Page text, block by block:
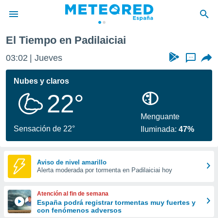
de
por
se
calidad.
a este
las
y
forma
digital
basada
El Tiempo en Padilaiciai
03:02 Jueves ...
Nubes y claros
22°
Sensación de 22°
Menguante
Iluminada:47%
Aviso de nivel amarillo
Alerta moderada por tormenta en Padilaiciai hoy
Atención al fin de semana
España podrá registrar tormentas muy fuertes y
con fenómenos adversos